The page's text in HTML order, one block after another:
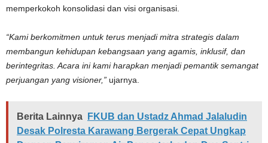
memperkokoh konsolidasi dan visi organisasi.
“Kami berkomitmen untuk terus menjadi mitra strategis dalam
membangun kehidupan kebangsaan yang agamis, inklusif, dan
berintegritas. Acara ini kami harapkan menjadi pemantik semangat
perjuangan yang visioner,” ujarnya.
Berita Lainnya
FKUB dan Ustadz Ahmad Jalaludin
Desak Polresta Karawang Bergerak Cepat Ungkap